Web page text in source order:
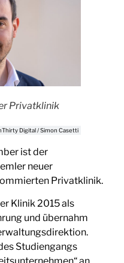
Privatklinik
Digital / Simon Casetti
ist der
neuer
Privatklinik.
Klinik 2015 als
und übernahm
Studiengangs